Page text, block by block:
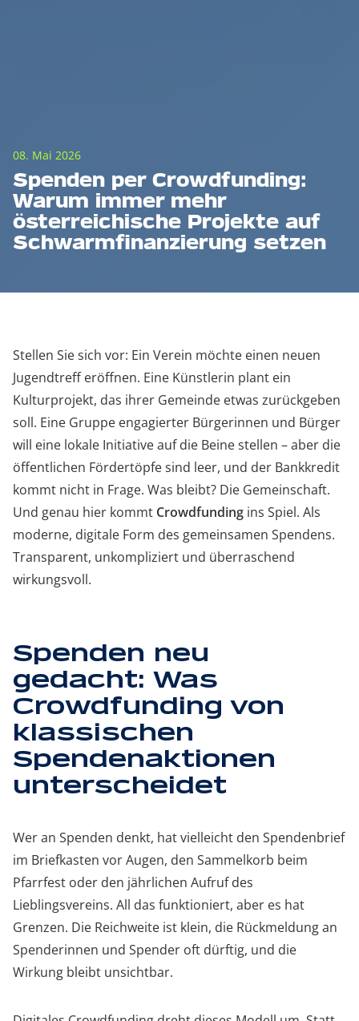
08. Mai 2026
Spenden per Crowdfunding:
Warum immer mehr
österreichische Projekte auf
Schwarmfinanzierung setzen
Stellen Sie sich vor: Ein Verein möchte einen neuen
Jugendtreff eröffnen. Eine Künstlerin plant ein
Kulturprojekt, das ihrer Gemeinde etwas zurückgeben
soll. Eine Gruppe engagierter Bürgerinnen und Bürger
will eine lokale Initiative auf die Beine stellen – aber die
öffentlichen Fördertöpfe sind leer, und der Bankkredit
kommt nicht in Frage. Was bleibt? Die Gemeinschaft.
Und genau hier kommt Crowdfunding ins Spiel. Als
moderne, digitale Form des gemeinsamen Spendens.
Transparent, unkompliziert und überraschend
wirkungsvoll.
Spenden neu
gedacht: Was
Crowdfunding von
klassischen
Spendenaktionen
unterscheidet
Wer an Spenden denkt, hat vielleicht den Spendenbrief
im Briefkasten vor Augen, den Sammelkorb beim
Pfarrfest oder den jährlichen Aufruf des
Lieblingsvereins. All das funktioniert, aber es hat
Grenzen. Die Reichweite ist klein, die Rückmeldung an
Spenderinnen und Spender oft dürftig, und die
Wirkung bleibt unsichtbar.